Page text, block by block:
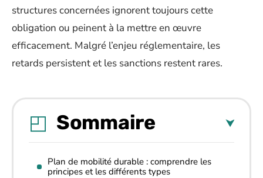
structures concernées ignorent toujours cette
obligation ou peinent à la mettre en œuvre
efficacement. Malgré l’enjeu réglementaire, les
retards persistent et les sanctions restent rares.
Sommaire
Plan de mobilité durable : comprendre les
principes et les différents types